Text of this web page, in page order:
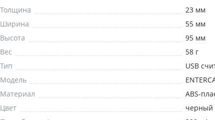
Толщина
23 мм
Ширина
55 мм
Высота
95 мм
Вес
58 г
Тип
USB
Модель
Материал
ABS-
Цвет
черный